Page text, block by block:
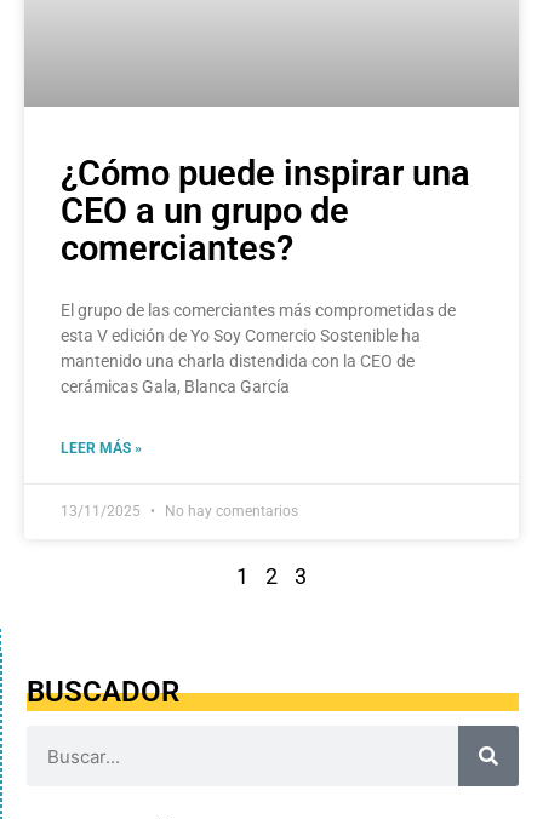
¿Cómo puede inspirar una
CEO a un grupo de
comerciantes?
El grupo de las comerciantes más comprometidas de
esta V edición de Yo Soy Comercio Sostenible ha
mantenido una charla distendida con la CEO de
cerámicas Gala, Blanca García
LEER MÁS »
13/11/2025 No hay comentarios
1 2 3
BUSCADOR